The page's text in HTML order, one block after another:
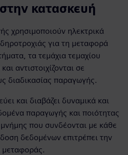
κατασκευή
χρησιμοποιούν ηλεκτρικά
για τη μεταφορά
τα τεμάχια τεμαχίου
αντιστοιχίζονται σε
διαδικασίας παραγωγής.
και διαβάζει δυναμικά και
παραγωγής και ποιότητας
που συνδέονται με κάθε
δεδομένων επιτρέπει την
μεταφοράς.